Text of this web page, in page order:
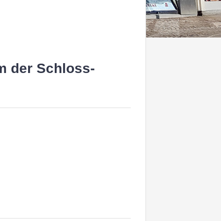
der Schloss-